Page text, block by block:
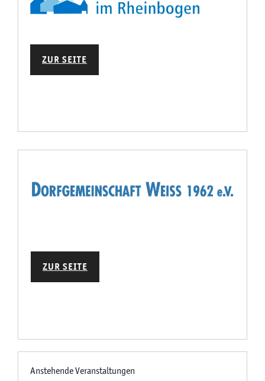
ZUR SEITE
ZUR SEITE
Anstehende Veranstaltungen